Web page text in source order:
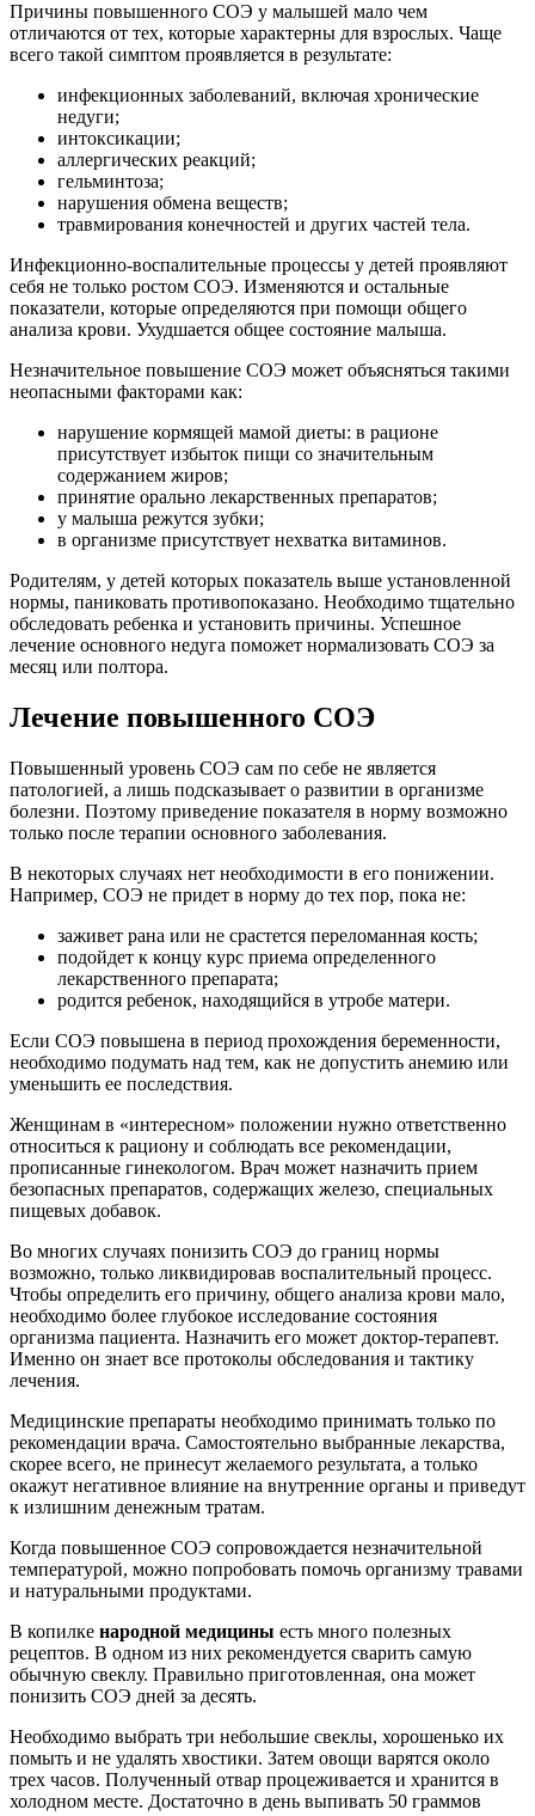
Причины повышенного СОЭ у малышей мало чем
отличаются от тех, которые характерны для взрослых. Чаще
всего такой симптом проявляется в результате:
инфекционных заболеваний, включая хронические
недуги;
интоксикации;
аллергических реакций;
гельминтоза;
нарушения обмена веществ;
травмирования конечностей и других частей тела.
Инфекционно-воспалительные процессы у детей проявляют
себя не только ростом СОЭ. Изменяются и остальные
показатели, которые определяются при помощи общего
анализа крови. Ухудшается общее состояние малыша.
Незначительное повышение СОЭ может объясняться такими
неопасными факторами как:
нарушение кормящей мамой диеты: в рационе
присутствует избыток пищи со значительным
содержанием жиров;
принятие орально лекарственных препаратов;
у малыша режутся зубки;
в организме присутствует нехватка витаминов.
Родителям, у детей которых показатель выше установленной
нормы, паниковать противопоказано. Необходимо тщательно
обследовать ребенка и установить причины. Успешное
лечение основного недуга поможет нормализовать СОЭ за
месяц или полтора.
Лечение повышенного СОЭ
Повышенный уровень СОЭ сам по себе не является
патологией, а лишь подсказывает о развитии в организме
болезни. Поэтому приведение показателя в норму возможно
только после терапии основного заболевания.
В некоторых случаях нет необходимости в его понижении.
Например, СОЭ не придет в норму до тех пор, пока не:
заживет рана или не срастется переломанная кость;
подойдет к концу курс приема определенного
лекарственного препарата;
родится ребенок, находящийся в утробе матери.
Если СОЭ повышена в период прохождения беременности,
необходимо подумать над тем, как не допустить анемию или
уменьшить ее последствия.
Женщинам в «интересном» положении нужно ответственно
относиться к рациону и соблюдать все рекомендации,
прописанные гинекологом. Врач может назначить прием
безопасных препаратов, содержащих железо, специальных
пищевых добавок.
Во многих случаях понизить СОЭ до границ нормы
возможно, только ликвидировав воспалительный процесс.
Чтобы определить его причину, общего анализа крови мало,
необходимо более глубокое исследование состояния
организма пациента. Назначить его может доктор-терапевт.
Именно он знает все протоколы обследования и тактику
лечения.
Медицинские препараты необходимо принимать только по
рекомендации врача. Самостоятельно выбранные лекарства,
скорее всего, не принесут желаемого результата, а только
окажут негативное влияние на внутренние органы и приведут
к излишним денежным тратам.
Когда повышенное СОЭ сопровождается незначительной
температурой, можно попробовать помочь организму травами
и натуральными продуктами.
В копилке народной медицины есть много полезных
рецептов. В одном из них рекомендуется сварить самую
обычную свеклу. Правильно приготовленная, она может
понизить СОЭ дней за десять.
Необходимо выбрать три небольшие свеклы, хорошенько их
помыть и не удалять хвостики. Затем овощи варятся около
трех часов. Полученный отвар процеживается и хранится в
холодном месте. Достаточно в день выпивать 50 граммов